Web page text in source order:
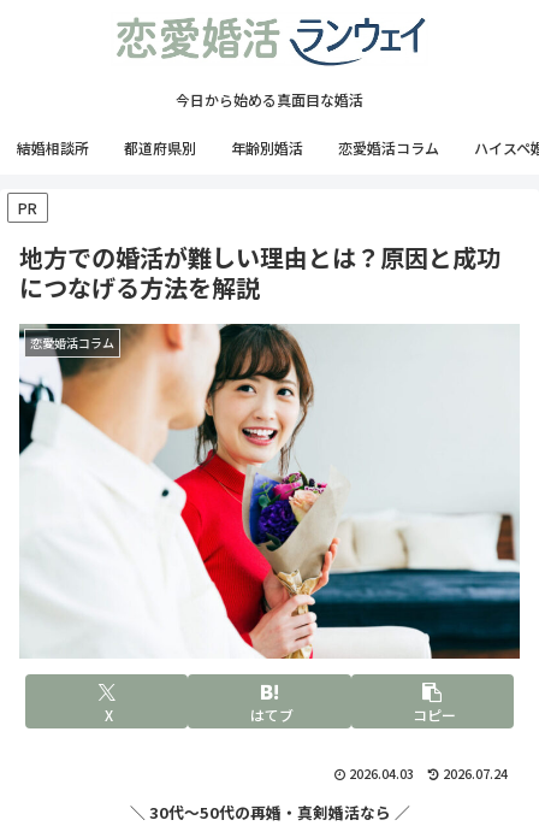
今日から始める真面目な婚活
結婚相談所 都道府県別 年齢別婚活 恋愛婚活コラム ハイスペ
PR
地方での婚活が難しい理由とは？原因と成功
につなげる方法を解説
恋愛婚活コラム
X はてブ コピー
2026.04.03 2026.07.24
＼ 30代〜50代の再婚・真剣婚活なら ／